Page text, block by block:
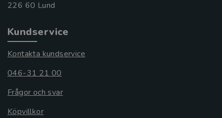
Kundservice
Kontakta kundservice
046-31 21 00
Frågor och svar
Köpvillkor